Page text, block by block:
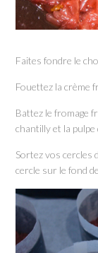
Faites fondre le
Fouettez la crème
Battez le fromage
chantilly et la pulpe
Sortez vos cercles
cercle sur le fond